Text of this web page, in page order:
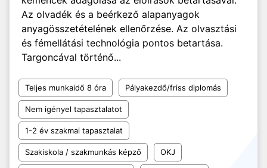
Az olvadék és a beérkező alapanyagok
anyagösszetételének ellenőrzése. Az olvasztási
és fémellátási technológia pontos betartása.
Targoncával történő...
Teljes munkaidő 8 óra Pályakezdő/friss diplomás
Nem igényel tapasztalatot
1-2 év szakmai tapasztalat
Szakiskola / szakmunkás képző OKJ